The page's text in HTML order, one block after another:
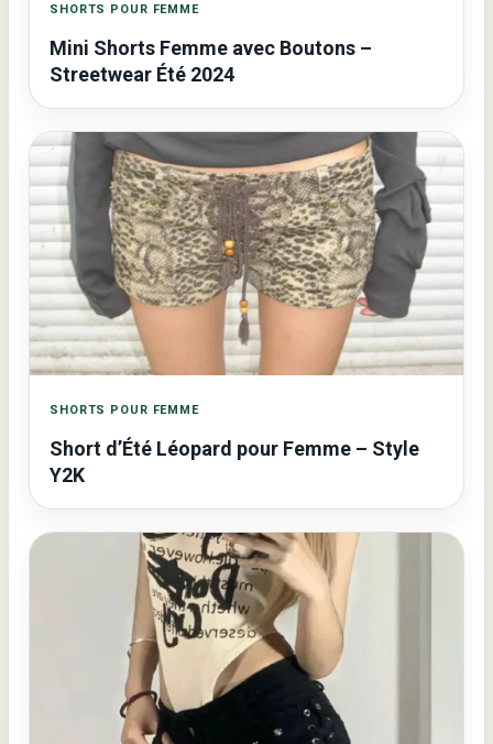
SHORTS POUR FEMME
Mini Shorts Femme avec Boutons –
Streetwear Été 2024
SHORTS POUR FEMME
Short d’Été Léopard pour Femme – Style
Y2K